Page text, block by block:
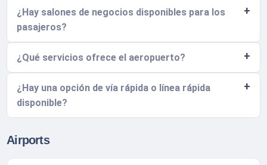
¿Hay salones de negocios disponibles para los
pasajeros?
¿Qué servicios ofrece el aeropuerto?
¿Hay una opción de vía rápida o línea rápida
disponible?
Airports